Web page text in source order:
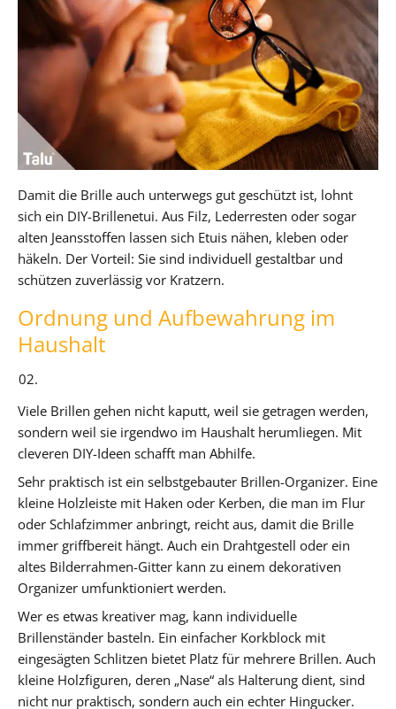
Damit die Brille auch unterwegs gut geschützt ist, lohnt
sich ein DIY-Brillenetui. Aus Filz, Lederresten oder sogar
alten Jeansstoffen lassen sich Etuis nähen, kleben oder
häkeln. Der Vorteil: Sie sind individuell gestaltbar und
schützen zuverlässig vor Kratzern.
Ordnung und Aufbewahrung im
Haushalt
Viele Brillen gehen nicht kaputt, weil sie getragen werden,
sondern weil sie irgendwo im Haushalt herumliegen. Mit
cleveren DIY-Ideen schafft man Abhilfe.
Sehr praktisch ist ein selbstgebauter Brillen-Organizer. Eine
kleine Holzleiste mit Haken oder Kerben, die man im Flur
oder Schlafzimmer anbringt, reicht aus, damit die Brille
immer griffbereit hängt. Auch ein Drahtgestell oder ein
altes Bilderrahmen-Gitter kann zu einem dekorativen
Organizer umfunktioniert werden.
Wer es etwas kreativer mag, kann individuelle
Brillenständer basteln. Ein einfacher Korkblock mit
eingesägten Schlitzen bietet Platz für mehrere Brillen. Auch
kleine Holzfiguren, deren „Nase“ als Halterung dient, sind
nicht nur praktisch, sondern auch ein echter Hingucker.